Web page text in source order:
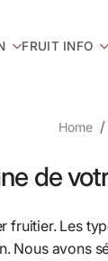
FRUIT INFO
Home
de
fruitier. Les
Nous avons